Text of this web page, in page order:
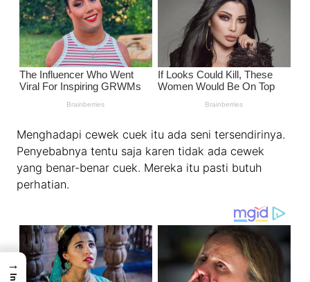
Menghadapi cewek cuek itu ada seni tersendirinya.
Penyebabnya tentu saja karen tidak ada cewek
yang benar-benar cuek. Mereka itu pasti butuh
perhatian.
→